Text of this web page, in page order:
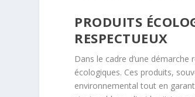
PRODUITS
RESPECTUEUX
Dans le cadre d’une
écologiques. Ces produits,
environnemental tout en